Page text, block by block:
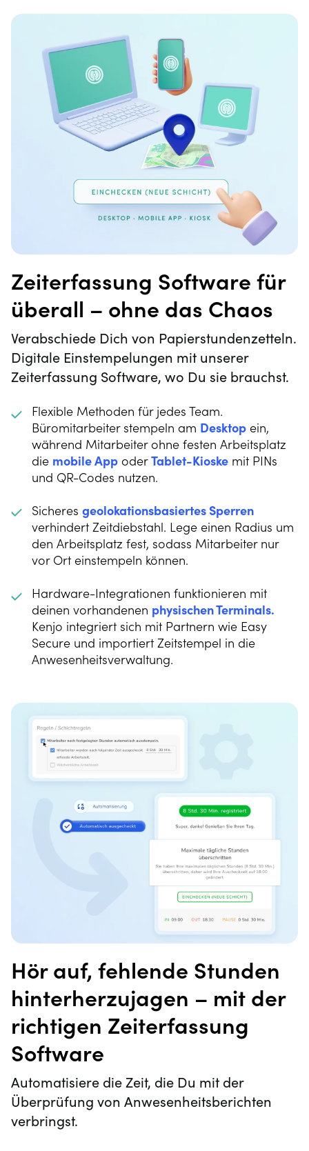
Zeiterfassung Software für
überall – ohne das Chaos
Verabschiede Dich von Papierstundenzetteln.
Digitale Einstempelungen mit unserer
Zeiterfassung Software, wo Du sie brauchst.
Flexible Methoden für jedes Team.
Büromitarbeiter stempeln am Desktop ein,
während Mitarbeiter ohne festen Arbeitsplatz
die mobile App oderTablet-Kioske mit PINs
und QR-Codes nutzen.
Sicheres geolokationsbasiertes Sperren
verhindert Zeitdiebstahl. Lege einen Radius um
den Arbeitsplatz fest, sodass Mitarbeiter nur
vor Ort einstempeln können.
Hardware-Integrationen funktionieren mit
deinen vorhandenen physischen Terminals.
Kenjo integriert sich mit Partnern wie Easy
Secure und importiert Zeitstempel in die
Anwesenheitsverwaltung.
Hör auf, fehlende Stunden
hinterherzujagen – mit der
richtigen Zeiterfassung
Software
Automatisiere die Zeit, die Du mit der
Überprüfung von Anwesenheitsberichten
verbringst.